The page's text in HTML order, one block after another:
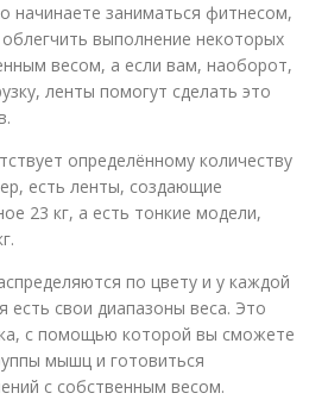
начинаете заниматься фитнесом,
выполнение некоторых
весом, а если вам, наоборот,
ленты помогут сделать это
определённому количеству
есть ленты, создающие
23 кг, а есть тонкие модели,
по цвету и у каждой
есть свои диапазоны веса. Это
с помощью которой вы сможете
мышц и готовиться
с собственным весом.